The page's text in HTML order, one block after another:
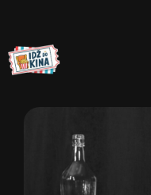
do
treści